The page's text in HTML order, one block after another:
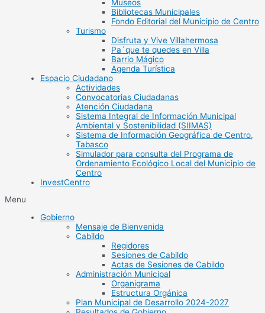
Museos
Bibliotecas Municipales
Fondo Editorial del Municipio de Centro
Turismo
Disfruta y Vive Villahermosa
Pa´que te quedes en Villa
Barrio Mágico
Agenda Turística
Espacio Ciudadano
Actividades
Convocatorias Ciudadanas
Atención Ciudadana
Sistema Integral de Información Municipal
Ambiental y Sostenibilidad (SIIMAS)
Sistema de Información Geográfica de Centro,
Tabasco
Simulador para consulta del Programa de
Ordenamiento Ecológico Local del Municipio de
Centro
InvestCentro
Menu
Gobierno
Mensaje de Bienvenida
Cabildo
Regidores
Sesiones de Cabildo
Actas de Sesiones de Cabildo
Administración Municipal
Organigrama
Estructura Orgánica
Plan Municipal de Desarrollo 2024-2027